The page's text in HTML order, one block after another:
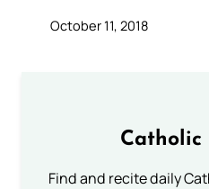
October 11, 2018
Catholic
Find and recite daily